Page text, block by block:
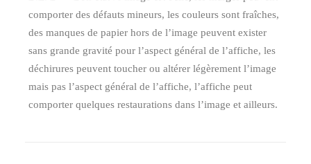
comporter des défauts mineurs, les couleurs sont fraîches,
des manques de papier hors de l’image peuvent exister
sans grande gravité pour l’aspect général de l’affiche, les
déchirures peuvent toucher ou altérer légèrement l’image
mais pas l’aspect général de l’affiche, l’affiche peut
comporter quelques restaurations dans l’image et ailleurs.